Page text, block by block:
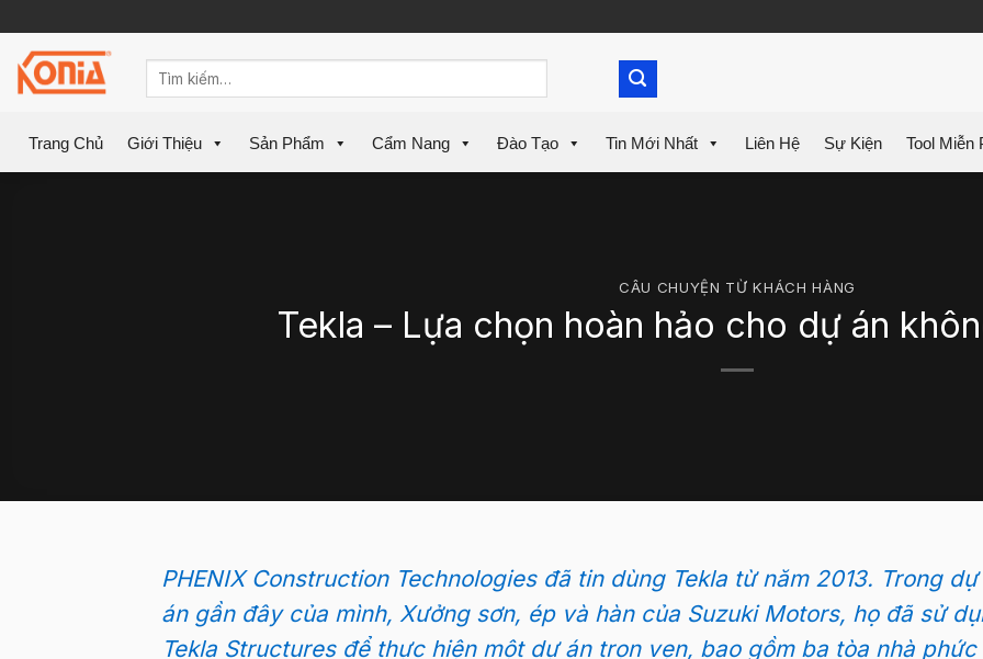
content
Trang Chủ Giới Thiệu Sản Phẩm Cẩm Nang Đào Tạo Tin Mới Nhất Liên Hệ Sự Kiện Tool Miễn
CÂU CHUYỆN TỪ KHÁCH HÀNG
Tekla – Lựa chọn hoàn hảo cho dự án
PHENIX Construction Technologies đã tin dùng Tekla từ năm 2013. Trong dự
án gần đây của mình, Xưởngsơn, ép và hàn của Suzuki Motors, họ đã sử
Tekla Structures để thực hiện một dự án trọn vẹn, bao gồm ba tòa nhà phức